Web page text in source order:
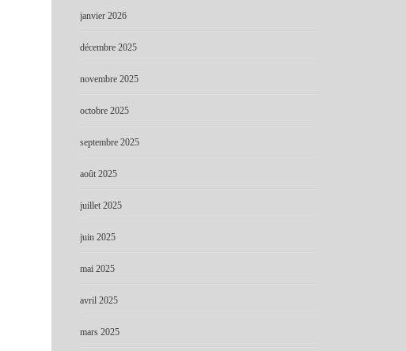
janvier 2026
décembre 2025
novembre 2025
octobre 2025
septembre 2025
août 2025
juillet 2025
juin 2025
mai 2025
avril 2025
mars 2025